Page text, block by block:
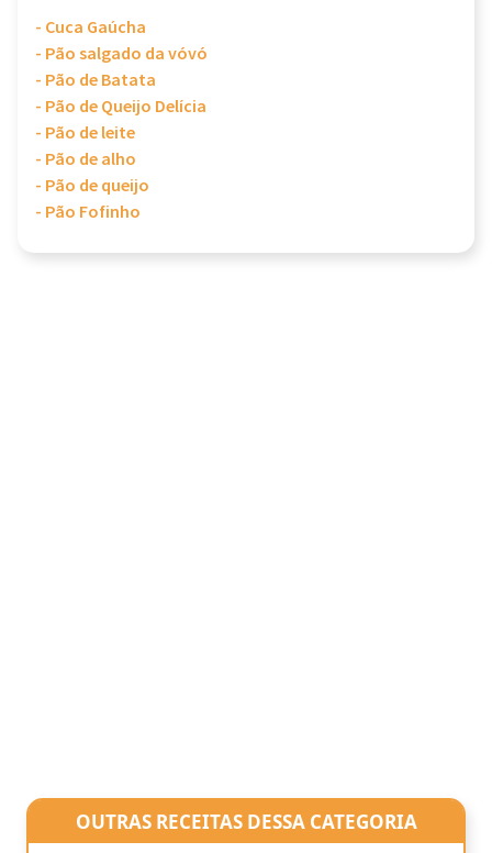
- Cuca Gaúcha
- Pão salgado da vóvó
- Pão de Batata
- Pão de Queijo Delícia
- Pão de leite
- Pão de alho
- Pão de queijo
- Pão Fofinho
OUTRAS RECEITAS DESSA CATEGORIA